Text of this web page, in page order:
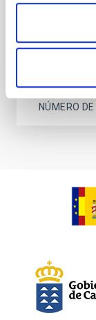
Fecha
NÚMERO